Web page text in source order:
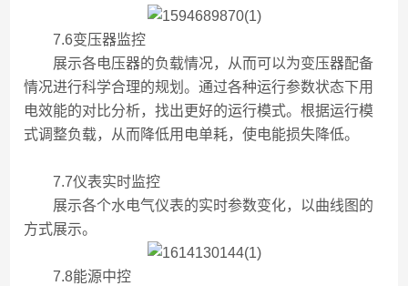
7.6变压器监控
展示各电压器的负载情况，从而可以为变压器配备
情况进行科学合理的规划。通过各种运行参数状态下用
电效能的对比分析，找出更好的运行模式。根据运行模
式调整负载，从而降低用电单耗，使电能损失降低。
7.7仪表实时监控
展示各个水电气仪表的实时参数变化，以曲线图的
方式展示。
7.8能源中控